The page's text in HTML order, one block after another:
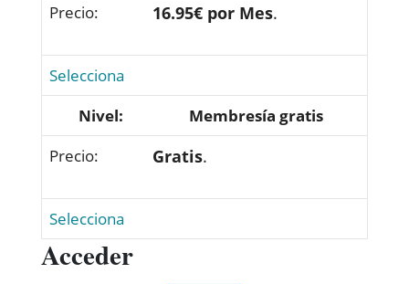
16.95€ por Mes.
Selecciona
Membresía gratis
Gratis.
Selecciona
Acceder